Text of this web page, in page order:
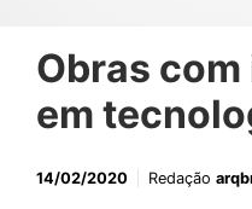
Obras
em
14/02/2020 Redação